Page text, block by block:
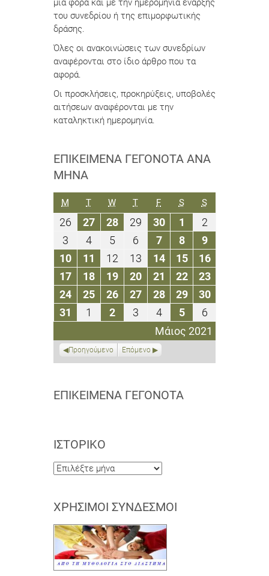
μία φορά και με την ημερομηνία έναρξης
του συνεδρίου ή της επιμορφωτικής
δράσης.
Όλες οι ανακοινώσεις των συνεδρίων
αναφέρονται στο ίδιο άρθρο που τα
αφορά.
Οι προσκλήσεις, προκηρύξεις, υποβολές
αιτήσεων αναφέρονται με την
καταληκτική ημερομηνία.
ΕΠΙΚΕΊΜΕΝΑ ΓΕΓΟΝΌΤΑ ΑΝΆ
ΜΉΝΑ
Μάιος 2021
M ΔΕΥΤΈΡΑ
TΤΡΊΤΗ
WΤΕΤΆΡΤΗ
TΠΈΜΠΤΗ
FΠΑΡΑΣΚΕΥΉ
SΣΆΒΒΑΤΟ
SΚΥΡΙΑΚΉ
26
Απριλίου
2021
2727
Απριλίου
2021
2828
Απριλίου
2021
29
Απριλίου
2021
3030
Απριλίου
2021
1
Μαΐου
2021
22
Μαΐου
2021
3
Μαΐου
2021
44
Μαΐου
2021
55
Μαΐου
2021
6
Μαΐου
2021
77
Μαΐου
2021
88
Μαΐου
2021
99
Μαΐου
2021
1010
Μαΐου
2021
11
Μαΐου
2021
12
Μαΐου
2021
13
Μαΐου
2021
1414
Μαΐου
2021
1515
Μαΐου
2021
1616
Μαΐου
2021
1717
Μαΐου
2021
1818
Μαΐου
2021
1919
Μαΐου
2021
2020
Μαΐου
2021
21 21
Μαΐου
2021
2222
Μαΐου
2021
2323
Μαΐου
2021
2424
Μαΐου
2021
2525
Μαΐου
2021
2626
Μαΐου
2021
2727
Μαΐου
2021
2828
Μαΐου
2021
2929
Μαΐου
2021
3030
Μαΐου
2021
31
Μαΐου
1
Ιουνίου
22
Ιουνίου
3
Ιουνίου
2021
44
Ιουνίου
2021
55
Ιουνίου
2021
66
Ιουνίου
2021
Προηγούμενο Επόμενο
ΕΠΙΚΕΊΜΕΝΑ ΓΕΓΟΝΌΤΑ
ΙΣΤΟΡΙΚΌ
Ιστορικό
ΧΡΉΣΙΜΟΙ ΣΎΝΔΕΣΜΟΙ